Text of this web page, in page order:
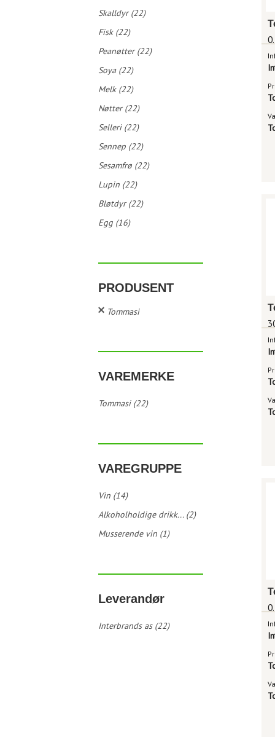
Skalldyr (22)
Fisk (22)
Peanøtter (22)
Soya (22)
Melk (22)
Nøtter (22)
Selleri (22)
Sennep (22)
Sesamfrø (22)
Lupin (22)
Bløtdyr (22)
Egg (16)
PRODUSENT
Tommasi
VAREMERKE
Tommasi (22)
VAREGRUPPE
Vin (14)
Alkoholholdige drikk... (2)
Musserende vin (1)
Leverandør
Interbrands as (22)